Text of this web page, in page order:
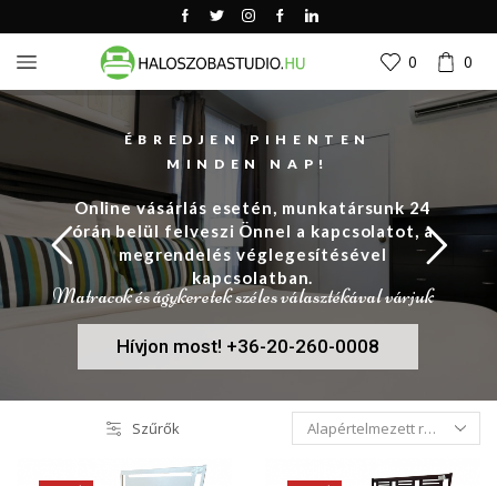
0 0
ÉBREDJEN PIHENTEN
MINDEN NAP!
Matracok és ágykeretek széles választékával várjuk
Online vásárlás esetén, munkatársunk 24
órán belül felveszi Önnel a kapcsolatot, a
megrendelés véglegesítésével
kapcsolatban.
Hívjon most! +36-20-260-0008
Szűrők